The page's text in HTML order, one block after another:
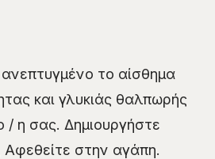
το αίσθημα
και γλυκιάς θαλπωρής
/ η σας. Δημιουργήστε
Αφεθείτε στην αγάπη.